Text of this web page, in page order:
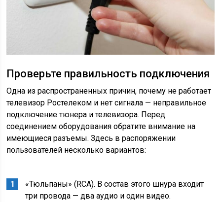
Проверьте правильность подключения
Одна из распространенных причин, почему не работает
телевизор Ростелеком и нет сигнала — неправильное
подключение тюнера и телевизора. Перед
соединением оборудования обратите внимание на
имеющиеся разъемы. Здесь в распоряжении
пользователей несколько вариантов:
«Тюльпаны» (RCA). В состав этого шнура входит
три провода — два аудио и один видео.